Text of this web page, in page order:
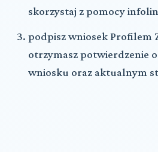
skorzystaj z pomocy
podpisz wniosek Profilem
otrzymasz potwierdzenie
wniosku oraz aktualnym